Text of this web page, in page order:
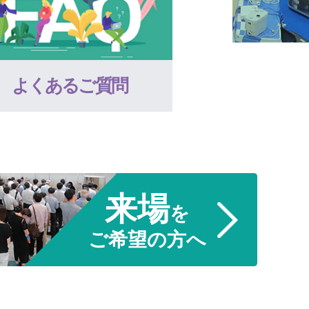
よくあるご質問
来場を
ご希望の方へ